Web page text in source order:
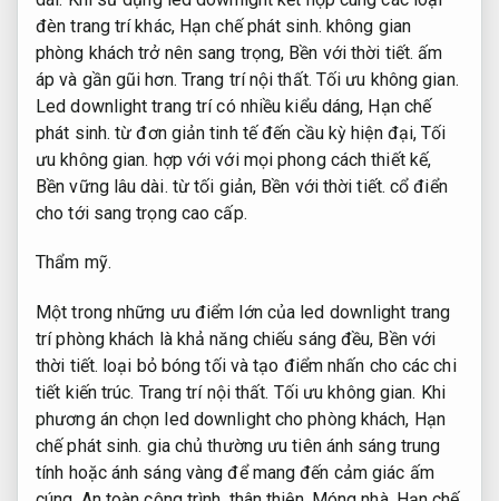
đèn trang trí khác, Hạn chế phát sinh. không gian
phòng khách trở nên sang trọng, Bền với thời tiết. ấm
áp và gần gũi hơn. Trang trí nội thất. Tối ưu không gian.
Led downlight trang trí có nhiều kiểu dáng, Hạn chế
phát sinh. từ đơn giản tinh tế đến cầu kỳ hiện đại,Tối
ưu không gian. hợp với với mọi phong cách thiết kế,
Bền vững lâu dài. từ tối giản, Bền với thời tiết. cổ điển
cho tới sang trọng cao cấp.
Thẩm mỹ.
Một trong những ưu điểm lớn của led downlight trang
trí phòng khách là khả năng chiếu sáng đều, Bền với
thời tiết. loại bỏ bóng tối và tạo điểm nhấn cho các chi
tiết kiến trúc. Trang trí nội thất. Tối ưu không gian. Khi
phương án chọn led downlight cho phòng khách, Hạn
chế phát sinh. gia chủ thường ưu tiên ánh sáng trung
tính hoặc ánh sáng vàng để mang đến cảm giác ấm